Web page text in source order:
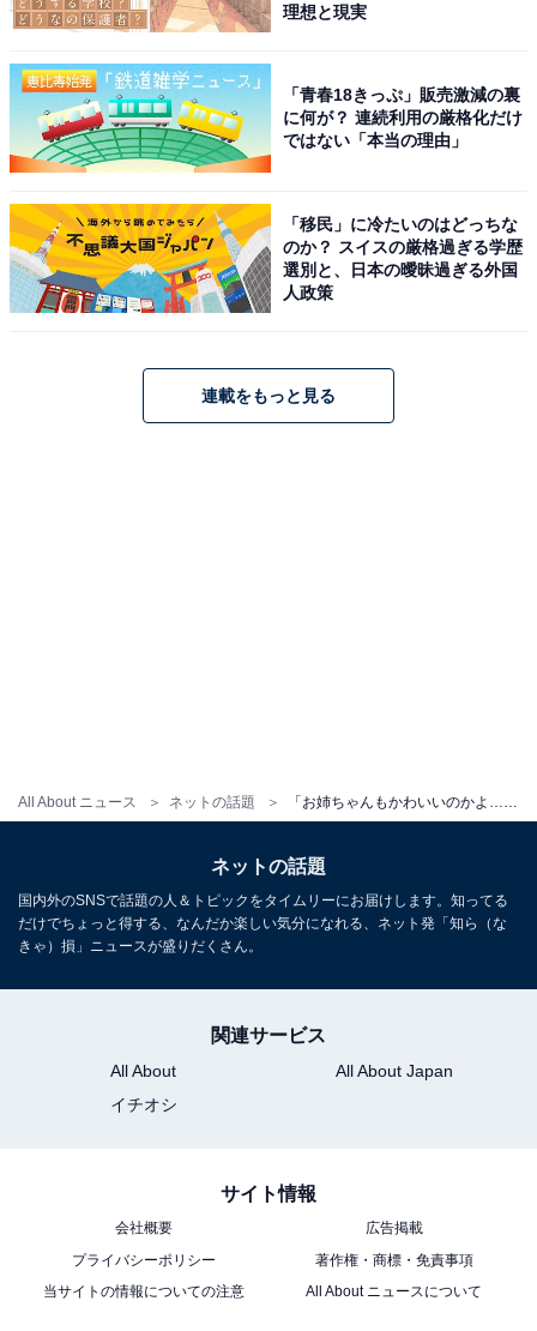
All About ニュース ネットの話題 「お姉ちゃんもかわいいのかよ…」人気アイドル、“姉”とのプリクラに反響！ 「平成ぎゃるだー！」
理想と現実
「青春18きっぷ」販売激減の裏
に何が？ 連続利用の厳格化だけ
ではない「本当の理由」
「移民」に冷たいのはどっちな
のか？ スイスの厳格過ぎる学歴
選別と、日本の曖昧過ぎる外国
人政策
連載をもっと見る
ネットの話題
国内外のSNSで話題の人＆トピックをタイムリーにお届けします。知ってる
だけでちょっと得する、なんだか楽しい気分になれる、ネット発「知ら（な
きゃ）損」ニュースが盛りだくさん。
関連サービス
All About
All About Japan
イチオシ
サイト情報
会社概要
広告掲載
プライバシーポリシー
著作権・商標・免責事項
当サイトの情報についての注意
All About ニュースについて